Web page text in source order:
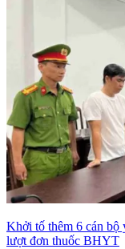
Khởi tố thêm 6 cán
lượt đơn thuốc BHYT